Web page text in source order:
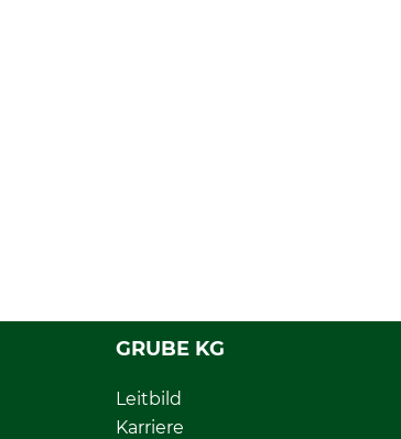
GRUBE KG
Leitbild
Karriere